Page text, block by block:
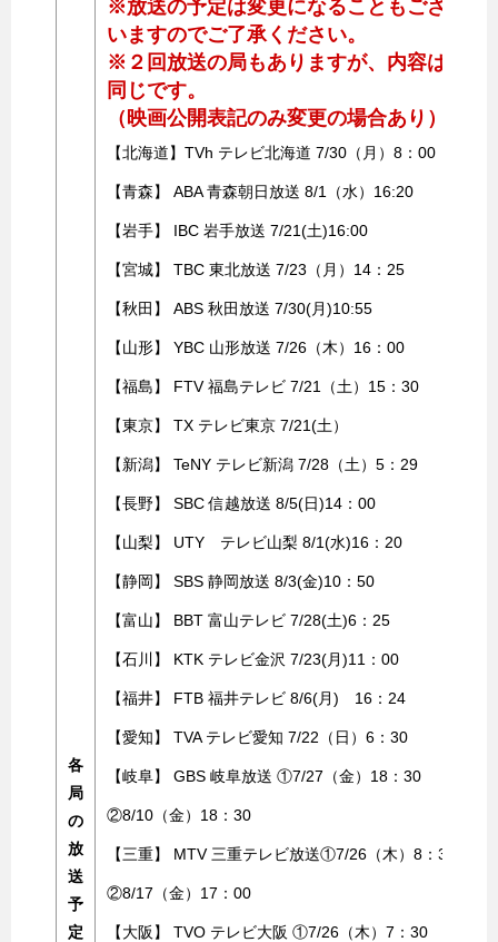
各
局
の
放
送
予
定
※放送の予定は変更になることもござ
いますのでご了承ください。
※２回放送の局もありますが、内容は
同じです。
（映画公開表記のみ変更の場合あり）
【北海道】TVh テレビ北海道 7/30（月）8：00
【青森】 ABA 青森朝日放送 8/1（水）16:20
【岩手】 IBC 岩手放送 7/21(土)16:00
【宮城】 TBC 東北放送 7/23（月）14：25
【秋田】 ABS 秋田放送 7/30(月)10:55
【山形】 YBC 山形放送 7/26（木）16：00
【福島】 FTV 福島テレビ 7/21（土）15：30
【東京】 TX テレビ東京 7/21(土）
【新潟】 TeNY テレビ新潟 7/28（土）5：29
【長野】 SBC 信越放送 8/5(日)14：00
【山梨】 UTY テレビ山梨 8/1(水)16：20
【静岡】 SBS 静岡放送 8/3(金)10：50
【富山】 BBT 富山テレビ 7/28(土)6：25
【石川】 KTK テレビ金沢 7/23(月)11：00
【福井】 FTB 福井テレビ 8/6(月) 16：24
【愛知】 TVA テレビ愛知 7/22（日）6：30
【岐阜】 GBS 岐阜放送 ①7/27（金）18：30
②8/10（金）18：30
【三重】 MTV 三重テレビ放送①7/26（木）8：30
②8/17（金）17：00
【大阪】 TVO テレビ大阪 ①7/26（木）7：30